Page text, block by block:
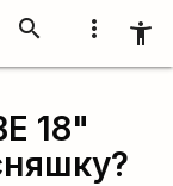
more_vert accessibility_new
search
18"